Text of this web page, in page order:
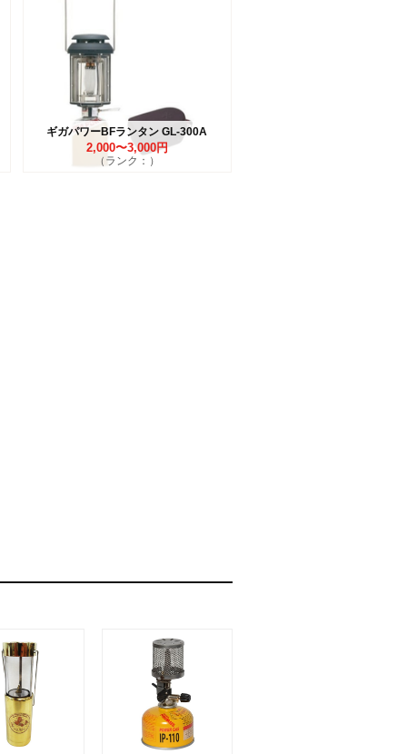
ギガパワーBFランタン GL-300A
2,000〜3,000円
（ランク：）